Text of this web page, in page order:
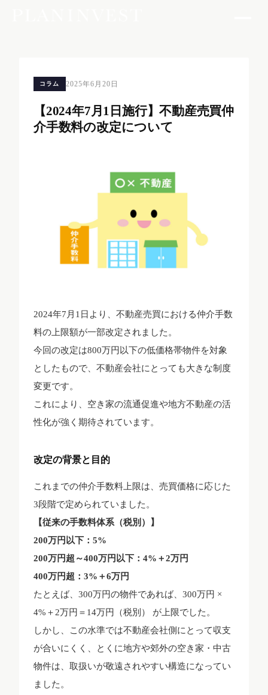
コラム 2025年6月20日
【2024年7月1日施行】不動産売買仲
介手数料の改定について
2024年7月1日より、不動産売買における仲介手数
料の上限額が一部改定されました。
今回の改定は800万円以下の低価格帯物件を対象
としたもので、不動産会社にとっても大きな制度
変更です。
これにより、空き家の流通促進や地方不動産の活
性化が強く期待されています。
改定の背景と目的
これまでの仲介手数料上限は、売買価格に応じた
3段階で定められていました。
【従来の手数料体系（税別）】
200万円以下：5%
200万円超～400万円以下：4%＋2万円
400万円超：3%＋6万円
たとえば、300万円の物件であれば、300万円 ×
4%＋2万円＝14万円（税別） が上限でした。
しかし、この水準では不動産会社側にとって収支
が合いにくく、とくに地方や郊外の空き家・中古
物件は、取扱いが敬遠されやすい構造になってい
ました。